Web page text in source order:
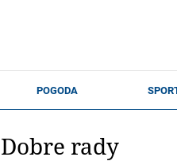
Dobre rady